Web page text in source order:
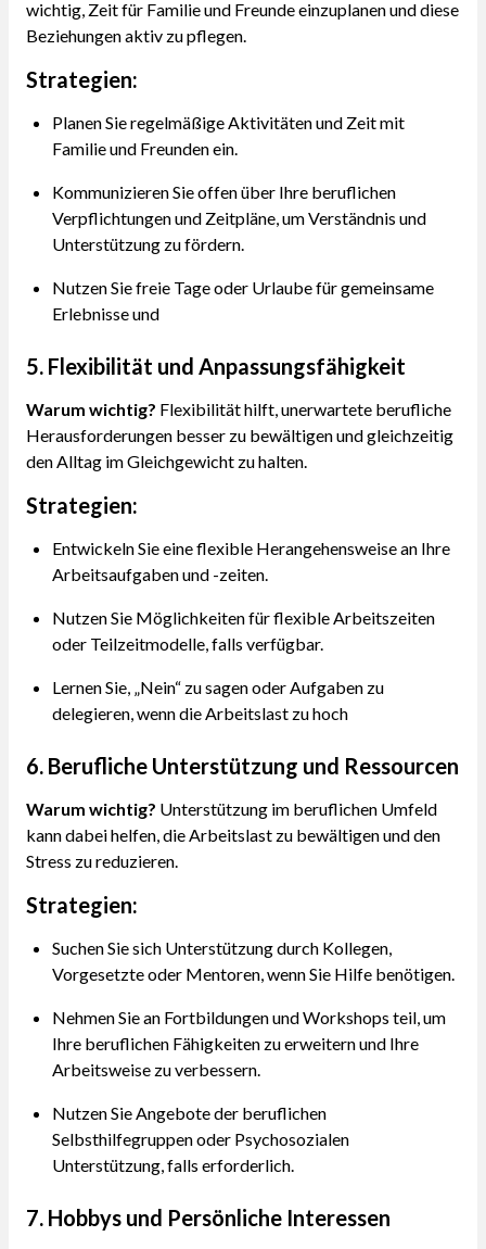
wichtig, Zeit für Familie und Freunde einzuplanen und diese
Beziehungen aktiv zu pflegen.
Strategien:
Planen Sie regelmäßige Aktivitäten und Zeit mit
Familie und Freunden ein.
Kommunizieren Sie offen über Ihre beruflichen
Verpflichtungen und Zeitpläne, um Verständnis und
Unterstützung zu fördern.
Nutzen Sie freie Tage oder Urlaube für gemeinsame
Erlebnisse und
5. Flexibilität und Anpassungsfähigkeit
Warum wichtig? Flexibilität hilft, unerwartete berufliche
Herausforderungen besser zu bewältigen und gleichzeitig
den Alltag im Gleichgewicht zu halten.
Strategien:
Entwickeln Sie eine flexible Herangehensweise an Ihre
Arbeitsaufgaben und -zeiten.
Nutzen Sie Möglichkeiten für flexible Arbeitszeiten
oder Teilzeitmodelle, falls verfügbar.
Lernen Sie, „Nein“ zu sagen oder Aufgaben zu
delegieren, wenn die Arbeitslast zu hoch
6. Berufliche Unterstützung und Ressourcen
Warum wichtig? Unterstützung im beruflichen Umfeld
kann dabei helfen, die Arbeitslast zu bewältigen und den
Stress zu reduzieren.
Strategien:
Suchen Sie sich Unterstützung durch Kollegen,
Vorgesetzte oder Mentoren, wenn Sie Hilfe benötigen.
Nehmen Sie an Fortbildungen und Workshops teil, um
Ihre beruflichen Fähigkeiten zu erweitern und Ihre
Arbeitsweise zu verbessern.
Nutzen Sie Angebote der beruflichen
Selbsthilfegruppen oder Psychosozialen
Unterstützung, falls erforderlich.
7. Hobbys und Persönliche Interessen